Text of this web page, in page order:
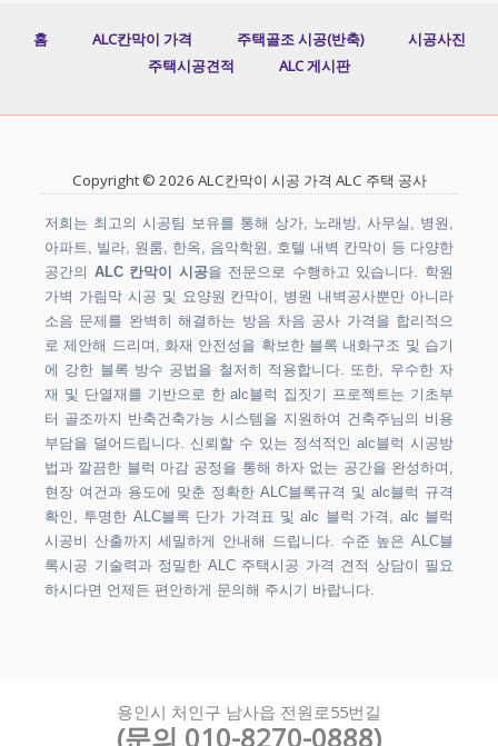
홈 ALC칸막이 가격 주택골조 시공(반축)
시공사진
주택시공견적
ALC 게시판
Copyright © 2026 ALC칸막이 시공 가격 ALC 주택 공사
저희는 최고의 시공팀 보유를 통해 상가, 노래방, 사무실, 병원,
아파트, 빌라, 원룸, 한옥, 음악학원, 호텔 내벽 칸막이 등 다양한
공간의 ALC 칸막이 시공을 전문으로 수행하고 있습니다. 학원
가벽 가림막 시공 및 요양원 칸막이, 병원 내벽공사뿐만 아니라
소음 문제를 완벽히 해결하는 방음 차음 공사 가격을 합리적으
로 제안해 드리며, 화재 안전성을 확보한 블록 내화구조 및 습기
에 강한 블록 방수 공법을 철저히 적용합니다. 또한, 우수한 자
재 및 단열재를 기반으로 한 alc블럭 집짓기 프로젝트는 기초부
터 골조까지 반축건축가능 시스템을 지원하여 건축주님의 비용
부담을 덜어드립니다. 신뢰할 수 있는 정석적인 alc블럭 시공방
법과 깔끔한 블럭 마감 공정을 통해 하자 없는 공간을 완성하며,
현장 여건과 용도에 맞춘 정확한 ALC블록규격 및 alc블럭 규격
확인, 투명한 ALC블록 단가 가격표 및 alc 블럭 가격, alc 블럭
시공비 산출까지 세밀하게 안내해 드립니다. 수준 높은 ALC블
록시공 기술력과 정밀한 ALC 주택시공 가격 견적 상담이 필요
하시다면 언제든 편안하게 문의해 주시기 바랍니다.
용인시 처인구 남사읍 전원로55번길
(문의 010-8270-0888)